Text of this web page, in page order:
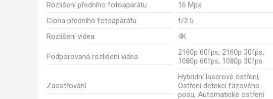
Rozlišení předního fotoaparátu
16 Mpx
Clona předního fotoaparátu
f/2.5
Rozlišení videa
4K
Podporovaná rozlišení videa
2160p 60fps, 2160p 30fps,
1080p 60fps, 1080p 30fps
Zaostřování
Hybridní laserové ostření,
Ostření detekcí fázového
posu, Automatické ostření